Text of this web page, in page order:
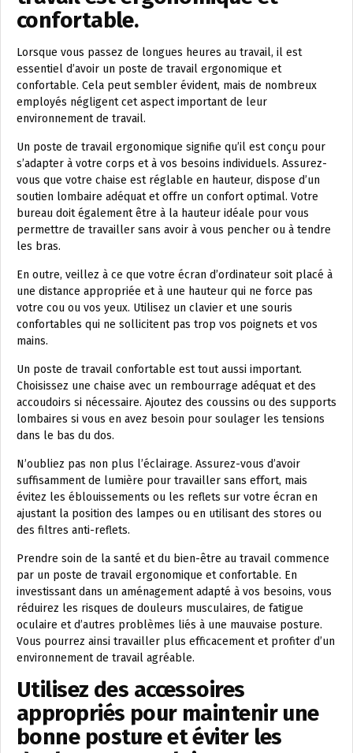
confortable.
Lorsque vous passez de longues heures au travail, il est
essentiel d’avoir un poste de travail ergonomique et
confortable. Cela peut sembler évident, mais de nombreux
employés négligent cet aspect important de leur
environnement de travail.
Un poste de travail ergonomique signifie qu’il est conçu pour
s’adapter à votre corps et à vos besoins individuels. Assurez-
vous que votre chaise est réglable en hauteur, dispose d’un
soutien lombaire adéquat et offre un confort optimal. Votre
bureau doit également être à la hauteur idéale pour vous
permettre de travailler sans avoir à vous pencher ou à tendre
les bras.
En outre, veillez à ce que votre écran d’ordinateur soit placé à
une distance appropriée et à une hauteur qui ne force pas
votre cou ou vos yeux. Utilisez un clavier et une souris
confortables qui ne sollicitent pas trop vos poignets et vos
mains.
Un poste de travail confortable est tout aussi important.
Choisissez une chaise avec un rembourrage adéquat et des
accoudoirs si nécessaire. Ajoutez des coussins ou des supports
lombaires si vous en avez besoin pour soulager les tensions
dans le bas du dos.
N’oubliez pas non plus l’éclairage. Assurez-vous d’avoir
suffisamment de lumière pour travailler sans effort, mais
évitez les éblouissements ou les reflets sur votre écran en
ajustant la position des lampes ou en utilisant des stores ou
des filtres anti-reflets.
Prendre soin de la santé et du bien-être au travail commence
par un poste de travail ergonomique et confortable. En
investissant dans un aménagement adapté à vos besoins, vous
réduirez les risques de douleurs musculaires, de fatigue
oculaire et d’autres problèmes liés à une mauvaise posture.
Vous pourrez ainsi travailler plus efficacement et profiter d’un
environnement de travail agréable.
Utilisez des accessoires
appropriés pour maintenir une
bonne posture et éviter les